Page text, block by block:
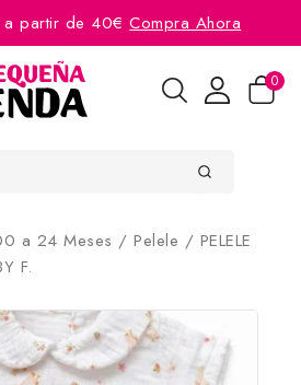
a partir de 40€Compra Ahora
0
a 24 Meses / Pelele / PELELE
F.